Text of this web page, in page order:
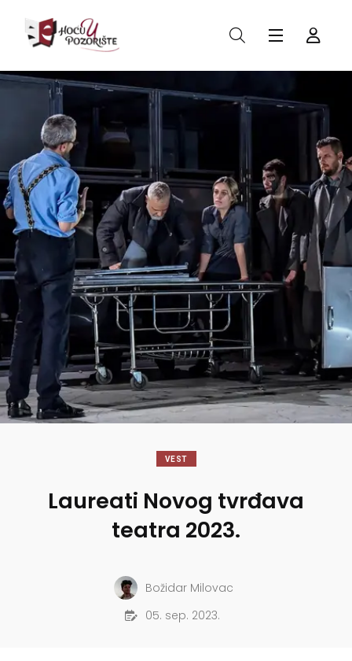
VEST
Laureati Novog tvrđava
teatra 2023.
Božidar Milovac
05. sep. 2023.